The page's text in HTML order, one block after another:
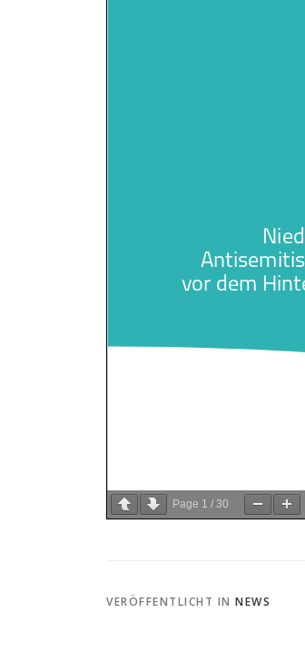
Page 1 / 30
VERÖFFENTLICHT IN NEWS